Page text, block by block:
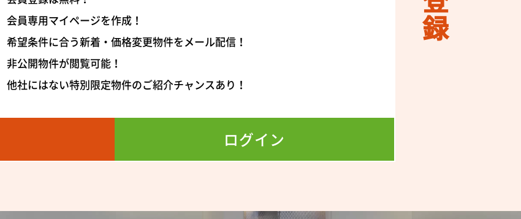
も、必要なものがすぐ手に入る便利さは、暮らしに余裕をもたらし
ち着いた住宅地でありながら、主要道路へのアクセスもスムーズ。
のお出かけにもストレスを感じにくい立地です。
やかに暮らしたいと願うご家族にとって、きっと理想的な場所にな
でなく、「これから」にも寄り添う一邸。
会員専用マイページを作成！
希望条件に合う新着・価格変更物件をメール配信！
非公開物件が閲覧可能！
他社にはない特別限定物件のご紹介チャンスあり！
ログイン